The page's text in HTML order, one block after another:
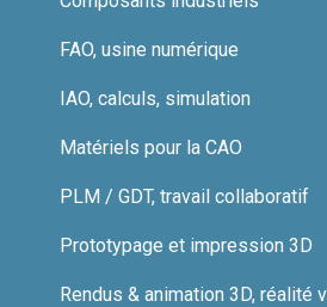
FAO, usine numérique
IAO, calculs, simulation
Matériels pour la CAO
PLM / GDT, travail collaboratif
Prototypage et impression 3D
Rendus & animation 3D, réalité